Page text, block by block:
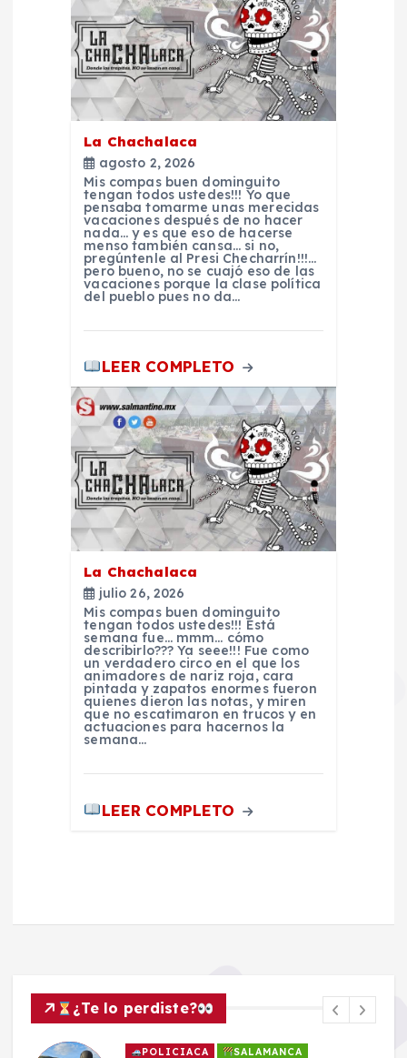
La Chachalaca
agosto 2, 2026
Mis compas buen dominguito
tengan todos ustedes!!! Yo que
pensaba tomarme unas merecidas
vacaciones después de no hacer
nada… y es que eso de hacerse
menso también cansa… si no,
pregúntenle al Presi Checharrín!!!…
pero bueno, no se cuajó eso de las
vacaciones porque la clase política
del pueblo pues no da…
LEER COMPLETO
La Chachalaca
julio 26, 2026
Mis compas buen dominguito
tengan todos ustedes!!! Está
semana fue… mmm… cómo
describirlo??? Ya seee!!! Fue como
un verdadero circo en el que los
animadores de nariz roja, cara
pintada y zapatos enormes fueron
quienes dieron las notas, y miren
que no escatimaron en trucos y en
actuaciones para hacernos la
semana…
LEER COMPLETO
¿Te lo perdiste?
POLICIACA SALAMANCA